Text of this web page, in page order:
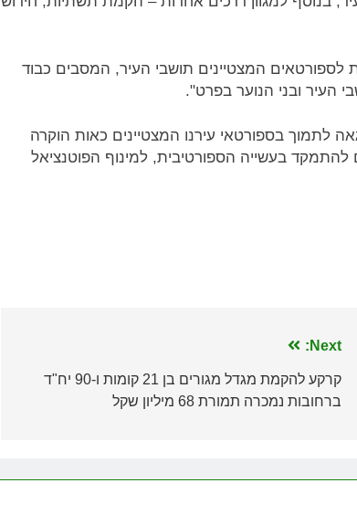
לספורטאים המצטיינים תושבי העיר, המסבים כבוד
העיר ובני הנוער בפרט".
לתמוך בספורטאי עירנו המצטיינים כאות הוקרה
בעשייה הספורטיבית, למינוף הפוטנציאל
Next:
קרקע להקמת מגדל מגורים בן 21 קומות ו-90 יח"ד
ברחובות נמכרה תמורת 68 מיליון שקל